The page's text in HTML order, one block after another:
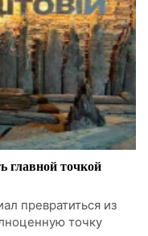
главной точкой
превратиться из
точку